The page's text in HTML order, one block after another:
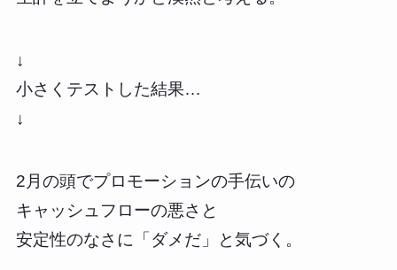
↓
小さくテストした結果…
↓
2月の頭でプロモーションの手伝いの
キャッシュフローの悪さと
安定性のなさに「ダメだ」と気づく。